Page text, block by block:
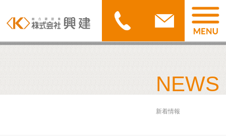
NEWS
新着情報